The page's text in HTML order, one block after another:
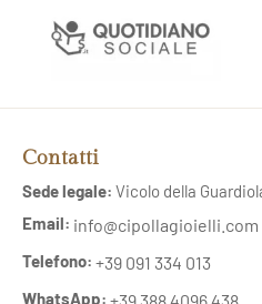
Contatti
Sede legale: Vicolo della
Email: info@cipollagioielli.com
Telefono: +39 091 334 013
WhatsApp: